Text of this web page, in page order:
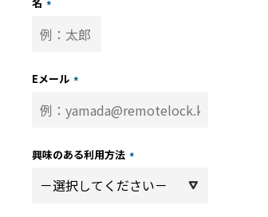
*
Eメール *
興味のある利用方法 *